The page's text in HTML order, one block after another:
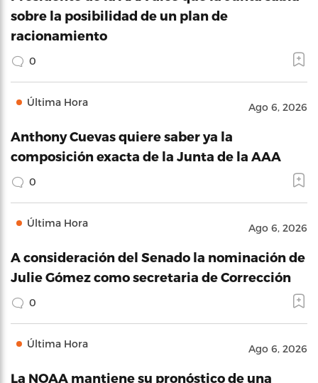
sobre la posibilidad de un plan de
racionamiento
0
Última Hora Ago 6, 2026
Anthony Cuevas quiere saber ya la
composición exacta de la Junta de la AAA
0
Última Hora Ago 6, 2026
A consideración del Senado la nominación de
Julie Gómez como secretaria de Corrección
0
Última Hora Ago 6, 2026
La NOAA mantiene su pronóstico de una